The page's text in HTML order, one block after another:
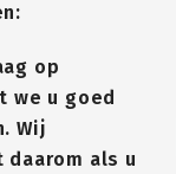
op
we u goed
Wij
daarom als u